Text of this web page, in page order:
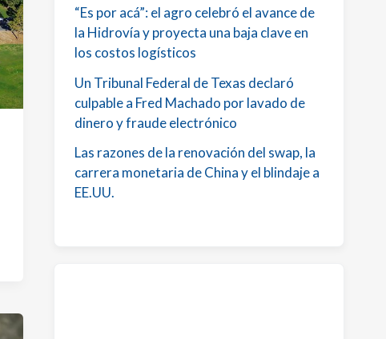
“Es por acá”: el agro celebró el avance de
la Hidrovía y proyecta una baja clave en
los costos logísticos
Un Tribunal Federal de Texas declaró
culpable a Fred Machado por lavado de
dinero y fraude electrónico
Las razones de la renovación del swap, la
carrera monetaria de China y el blindaje a
EE.UU.